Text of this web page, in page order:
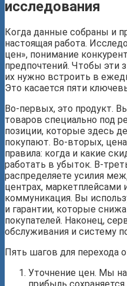
исследования
Когда данные собраны и
настоящая работа.
цен», понимание
предпочтений. Чтобы эти
их нужно встроить в
Это касается пяти
Во-первых, это продукт.
товаров специально под
позиции, которые здесь
покупают. Во-вторых,
правила: когда и какие
работать в убыток. В-
распределяете усилия
центрах, маркетплейсами
коммуникация. Вы
и гарантии, которые
покупателей. Наконец,
обслуживания и систему
Пять шагов для перехода
Уточнение цен. Мы